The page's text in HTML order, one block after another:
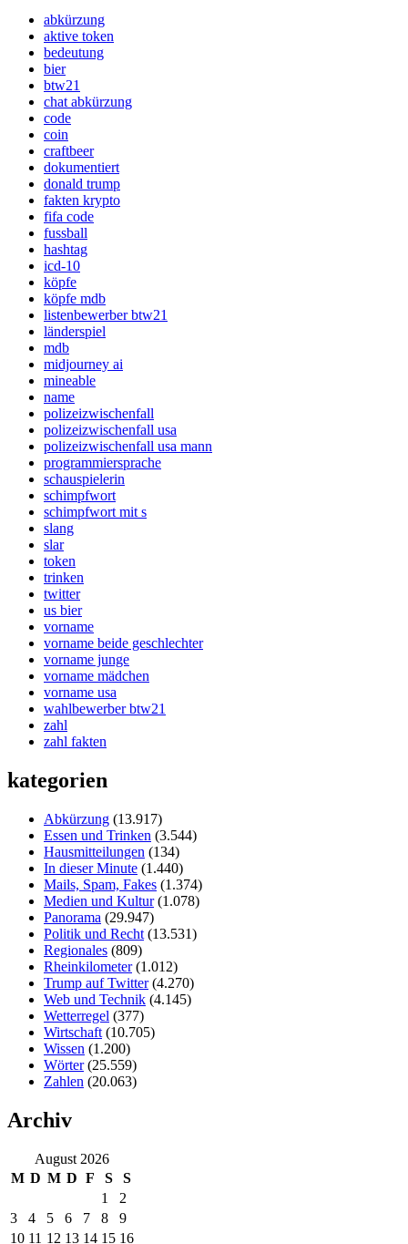
abkürzung
aktive token
bedeutung
bier
btw21
chat abkürzung
code
coin
craftbeer
dokumentiert
donald trump
fakten krypto
fifa code
fussball
hashtag
icd-10
köpfe
köpfe mdb
listenbewerber btw21
länderspiel
mdb
midjourney ai
mineable
name
polizeizwischenfall
polizeizwischenfall usa
polizeizwischenfall usa mann
programmiersprache
schauspielerin
schimpfwort
schimpfwort mit s
slang
slar
token
trinken
twitter
us bier
vorname
vorname beide geschlechter
vorname junge
vorname mädchen
vorname usa
wahlbewerber btw21
zahl
zahl fakten
kategorien
Abkürzung (13.917)
Essen und Trinken (3.544)
Hausmitteilungen (134)
In dieser Minute (1.440)
Mails, Spam, Fakes (1.374)
Medien und Kultur(1.078)
Panorama (29.947)
Politik und Recht (13.531)
Regionales (809)
Rheinkilometer(1.012)
Trump auf Twitter(4.270)
Web und Technik (4.145)
Wetterregel (377)
Wirtschaft (10.705)
Wissen (1.200)
Wörter(25.559)
Zahlen (20.063)
Archiv
August 2026
M D M D F S
S
1
2
3
4 5 6 7 8
9
10 11 12 13 14 15 16